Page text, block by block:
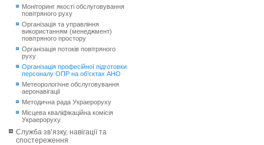
Моніторинг якості обслуговування
повітряного руху
Організація та управління
використанням (менеджмент)
повітряного простору
Організація потоків повітряного
руху
Організація професійної підготовки
персоналу ОПР на об’єктах АНО
Метеорологічне обслуговування
аеронавігації
Методична рада Украероруху
Місцева кваліфікаційна комісія
Украероруху
Служба зв’язку, навігації та
спостереження